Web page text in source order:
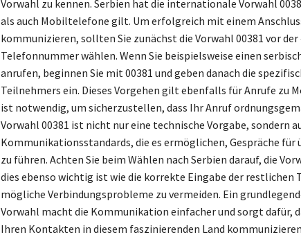
Vorwahl zu kennen. Serbien hat die internationale Vorwahl
als auch Mobiltelefone gilt. Um erfolgreich mit einem
kommunizieren, sollten Sie zunächst die Vorwahl 00381 vor
Telefonnummer wählen. Wenn Sie beispielsweise einen
anrufen, beginnen Sie mit 00381 und geben danach die
Teilnehmers ein. Dieses Vorgehen gilt ebenfalls für Anrufe zu
ist notwendig, um sicherzustellen, dass Ihr Anruf
Vorwahl 00381 ist nicht nur eine technische Vorgabe, sondern
Kommunikationsstandards, die es ermöglichen, Gespräche für
zu führen. Achten Sie beim Wählen nach Serbien darauf, die
dies ebenso wichtig ist wie die korrekte Eingabe der restlichen
mögliche Verbindungsprobleme zu vermeiden. Ein
Vorwahl macht die Kommunikation einfacher und sorgt dafür,
Ihren Kontakten in diesem faszinierenden Land